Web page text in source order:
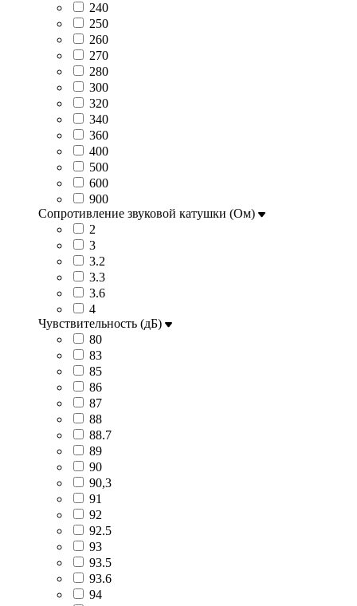
240
250
260
270
280
300
320
340
360
400
500
600
900
Сопротивление звуковой катушки (Ом)
2
3
3.2
3.3
3.6
4
Чувствительность (дБ)
80
83
85
86
87
88
88.7
89
90
90,3
91
92
92.5
93
93.5
93.6
94